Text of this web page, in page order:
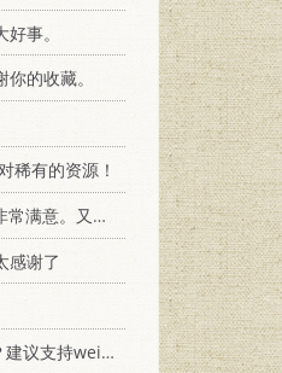
事。
的收藏。
稀有的资源！
本《话语的真相》...
感谢了
持weixin支付